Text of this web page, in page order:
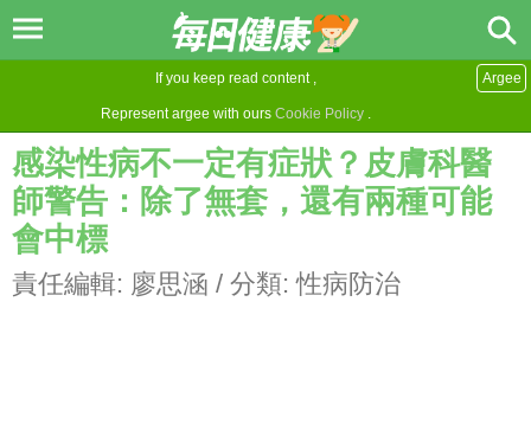
If you keep read content ,
Represent argee with ours Cookie Policy .
Argee
感染性病不一定有症狀？皮膚科醫
師警告：除了無套，還有兩種可能
會中標
責任編輯: 廖思涵 / 分類: 性病防治